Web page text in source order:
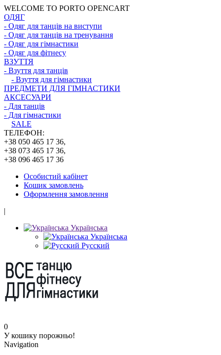
WELCOME TO PORTO OPENCART
ОДЯГ
- Одяг для танців на виступи
- Одяг для танців на тренування
- Одяг для гімнастики
- Одяг для фітнесу
ВЗУТТЯ
- Взуття для танців
- Взуття для гімнастики
ПРЕДМЕТИ ДЛЯ ГІМНАСТИКИ
АКСЕСУАРИ
- Для танців
- Для гімнастики
SALE
ТЕЛЕФОН:
+38 050 465 17 36,
+38 073 465 17 36,
+38 096 465 17 36
Особистий кабінет
Кошик замовлень
Оформлення замовлення
|
Українська
Українська
Русский
0
У кошику порожньо!
Navigation